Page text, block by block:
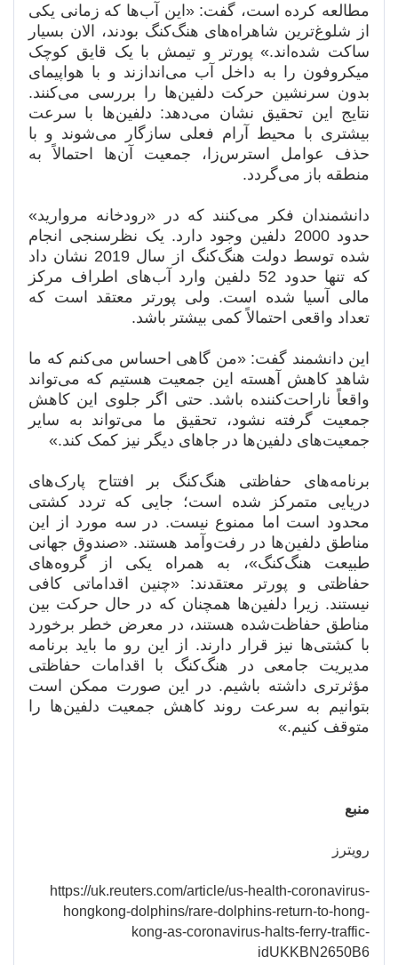
مطالعه کرده است، گفت: «این آب‌ها که زمانی یکی
از شلوغ‌ترین شاهراه‌های هنگ‌کنگ بودند، الان بسیار
ساکت شده‌اند.» پورتر و تیمش با یک قایق کوچک
میکروفون را به داخل آب می‌اندازند و با هواپیمای
بدون سرنشین حرکت دلفین‌ها را بررسی می‌کنند.
نتایج این تحقیق نشان می‌دهد: دلفین‌ها با سرعت
بیشتری با محیط آرام فعلی سازگار می‌شوند و با
حذف عوامل استرس‌زا، جمعیت آن‌ها احتمالاً به
منطقه باز می‌گردد.
دانشمندان فکر می‌کنند که در «رودخانه مروارید»
حدود 2000 دلفین وجود دارد. یک نظرسنجی انجام
شده توسط دولت هنگ‌کنگ از سال 2019 نشان داد
که تنها حدود 52 دلفین وارد آب‌های اطراف مرکز
مالی آسیا شده است. ولی پورتر معتقد است که
تعداد واقعی احتمالاً کمی بیشتر باشد.
این دانشمند گفت: «من گاهی احساس می‌کنم که ما
شاهد کاهش آهسته این جمعیت هستیم که می‌تواند
واقعاً ناراحت‌کننده باشد. حتی اگر جلوی این کاهش
جمعیت گرفته نشود، تحقیق ما می‌تواند به سایر
جمعیت‌های دلفین‌ها در جاهای دیگر نیز کمک کند.»
برنامه‌های حفاظتی هنگ‌کنگ بر افتتاح پارک‌های
دریایی متمرکز شده است؛ جایی که تردد کشتی
محدود است اما ممنوع نیست. در سه مورد از این
مناطق دلفین‌ها در رفت‌وآمد هستند. «صندوق جهانی
طبیعت هنگ‌کنگ»، به همراه یکی از گروه‌های
حفاظتی و پورتر معتقدند: «چنین اقداماتی کافی
نیستند. زیرا دلفین‌ها همچنان که در حال حرکت بین
مناطق حفاظت‌شده هستند، در معرض خطر برخورد
با کشتی‌ها نیز قرار دارند. از این رو ما باید برنامه
مدیریت جامعی در هنگ‌کنگ با اقدامات حفاظتی
مؤثرتری داشته باشیم. در این صورت ممکن است
بتوانیم به سرعت روند کاهش جمعیت دلفین‌ها را
متوقف ‌کنیم.»
منبع
رویترز
https://uk.reuters.com/article/us-health-coronavirus-
hongkong-dolphins/rare-dolphins-return-to-hong-
kong-as-coronavirus-halts-ferry-traffic-
idUKKBN2650B6